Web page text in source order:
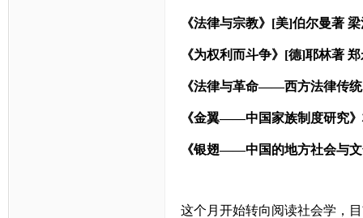
《法律与宗教》[美]伯尔曼著
《为权利而斗争》[德]耶林著
《法律与革命——西方法律传
《金翼——中国家族制度研究
《银翅——中国的地方社会与
这个月开始转向阅读社会学，